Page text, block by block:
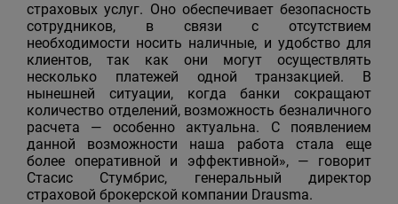
страховых услуг. Оно обеспечивает безопасность
сотрудников, в связи с отсутствием
необходимости носить наличные, и удобство для
клиентов, так как они могут осуществлять
несколько платежей одной транзакцией. В
нынешней ситуации, когда банки сокращают
количество отделений, возможность безналичного
расчета — особенно актуальна. С появлением
данной возможности наша работа стала еще
более оперативной и эффективной», — говорит
Стасис Стумбрис, генеральный директор
страховой брокерской компании Drausma.